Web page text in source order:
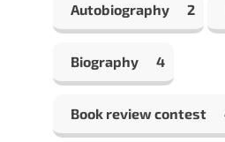
Autobiography 2
Biography 4
Book review contest